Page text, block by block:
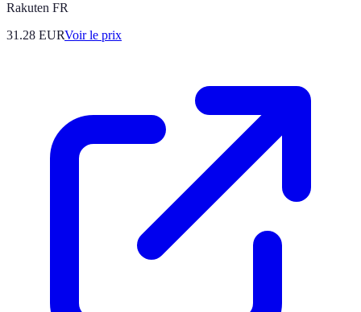
Rakuten FR
31.28 EURVoir le prix